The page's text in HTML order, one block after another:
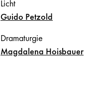
Licht
Guido Petzold
Dramaturgie
Magdalena Hoisbauer